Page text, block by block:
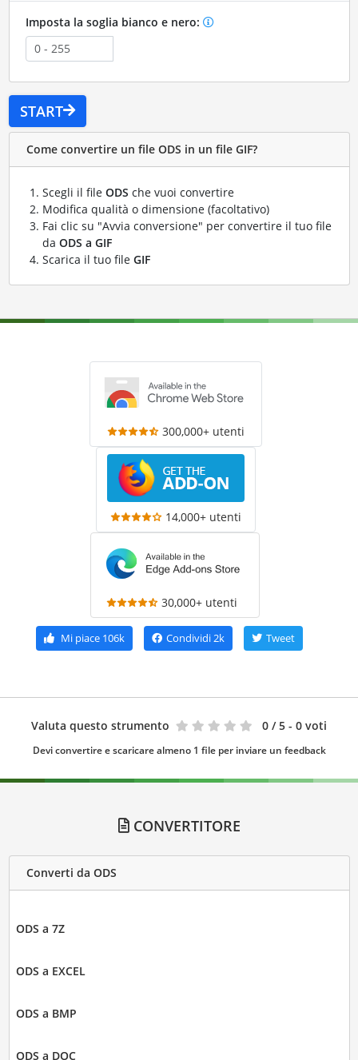
Imposta la soglia bianco e nero:
START
Come convertire un file ODS in un file GIF?
Scegli il file ODS che vuoi convertire
Modifica qualità o dimensione (facoltativo)
Fai clic su "Avvia conversione" per convertire il tuo file
da ODS a GIF
Scarica il tuo file GIF
300,000+ utenti
14,000+ utenti
30,000+ utenti
Mi piace 106k Condividi2k Tweet
Valuta questo strumento 0 / 5 - 0 voti
Devi convertire e scaricare almeno 1 file per inviare un feedback
CONVERTITORE
Converti da ODS
ODS a 7Z
ODS a EXCEL
ODS a BMP
ODS a DOC